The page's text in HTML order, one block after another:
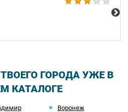
ГОРОДА УЖЕ В
КАТАЛОГЕ
Воронеж